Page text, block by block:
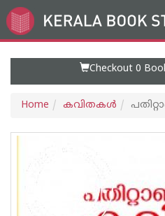
Go
to
Checkout 0
Home കവിതകള്‍